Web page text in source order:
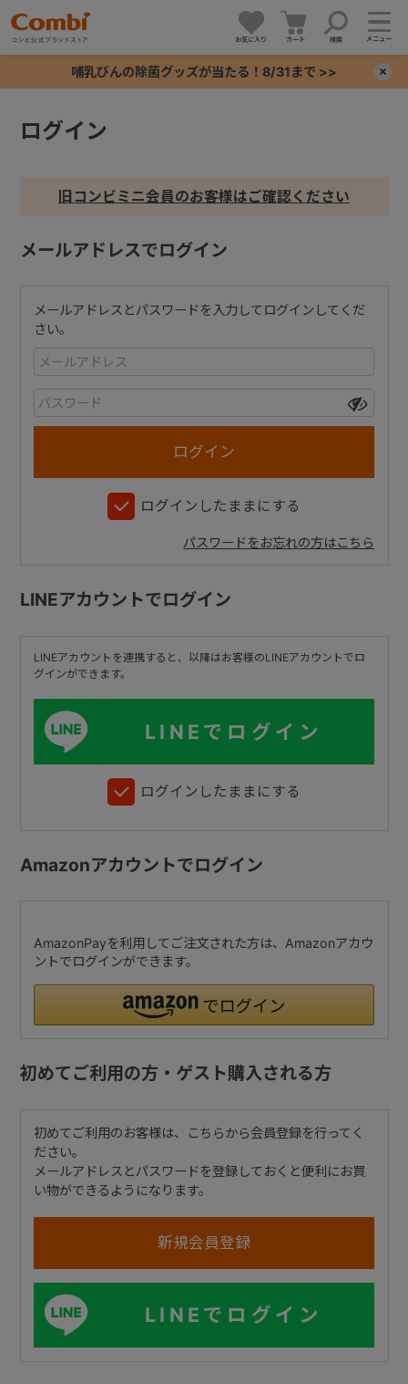
お気に入り カート 検索 メニュー
哺乳びんの除菌グッズが当たる！8/31まで >>
ログイン
旧コンビミニ会員のお客様はご確認ください
メールアドレスでログイン
メールアドレスとパスワードを入力してログインしてくだ
さい。
ログインしたままにする
パスワードをお忘れの方はこちら
LINEアカウントでログイン
LINEアカウントを連携すると、以降はお客様のLINEアカウントでロ
グインができます。
LINEでログイン
ログインしたままにする
Amazonアカウントでログイン
AmazonPayを利用してご注文された方は、Amazonアカウ
ントでログインができます。
初めてご利用の方・ゲスト購入される方
初めてご利用のお客様は、こちらから会員登録を行ってく
ださい。
メールアドレスとパスワードを登録しておくと便利にお買
い物ができるようになります。
LINEでログイン